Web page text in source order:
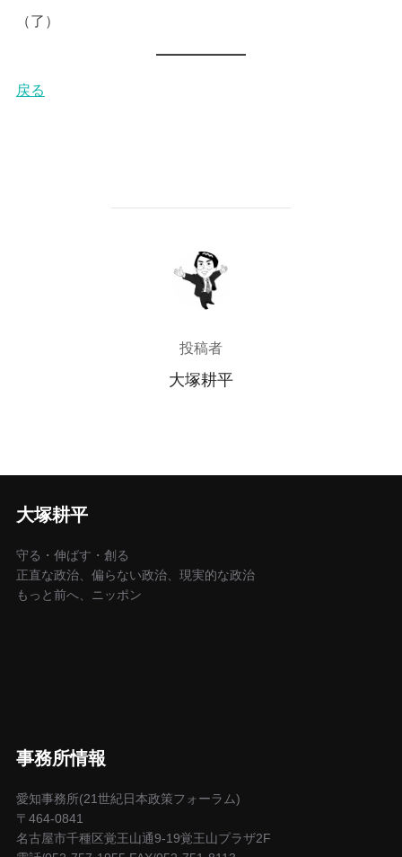
（了）
戻る
投稿者
投稿者
大塚耕平
大塚耕平
守る・伸ばす・創る
正直な政治、偏らない政治、現実的な政治
もっと前へ、ニッポン
事務所情報
愛知事務所(21世紀日本政策フォーラム)
〒464-0841
名古屋市千種区覚王山通9-19覚王山プラザ2F